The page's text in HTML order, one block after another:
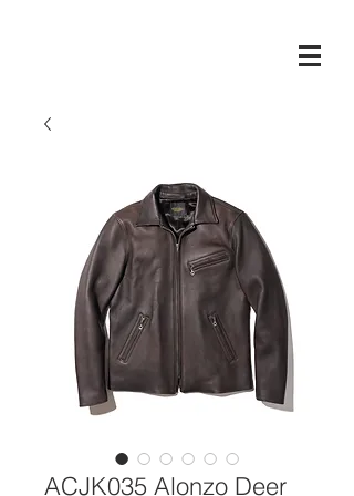
ACJK035 Alonzo Deer